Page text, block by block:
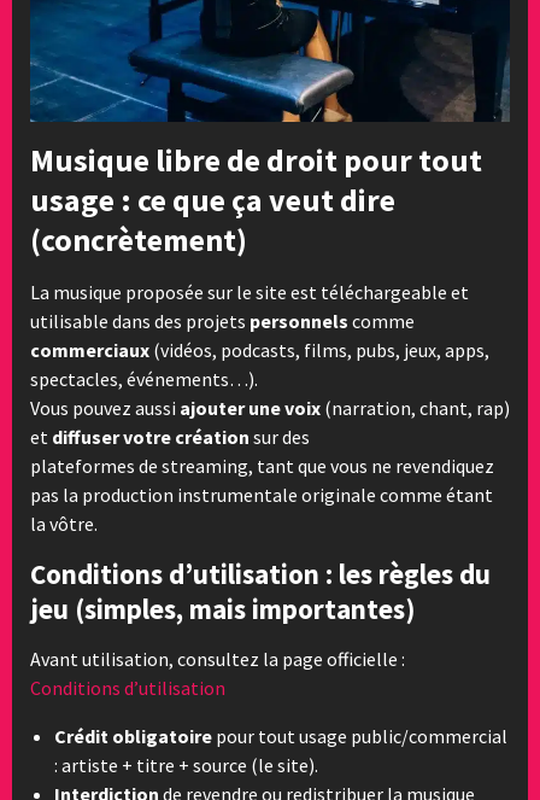
Musique libre de droit pour tout
usage : ce que ça veut dire
(concrètement)
La musique proposée sur le site est téléchargeable et
utilisable dans des projets personnels comme
commerciaux (vidéos, podcasts, films, pubs, jeux, apps,
spectacles, événements…).
Vous pouvez aussi ajouter une voix (narration, chant, rap)
et diffuser votre création sur des
plateformes de streaming, tant que vous ne revendiquez
pas la production instrumentale originale comme étant
la vôtre.
Conditions d’utilisation : les règles du
jeu (simples, mais importantes)
Avant utilisation, consultez la page officielle :
Conditions d’utilisation
Crédit obligatoire pour tout usage public/commercial
: artiste + titre + source (le site).
Interdiction de revendre ou redistribuer la musique